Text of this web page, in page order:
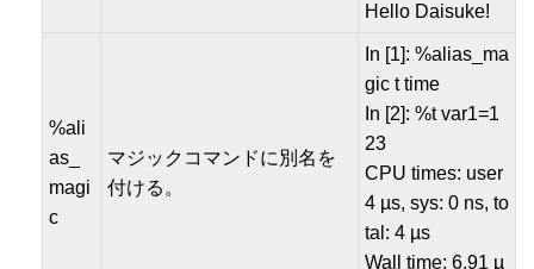
Hello Daisuke!
%ali
as_
magi
c
マジックコマンドに別名を
付ける。
In [1]: %alias_ma
gic t time
In [2]: %t var1=1
23
CPU times: user
4 µs, sys: 0 ns, to
tal: 4 µs
Wall time: 6.91 µ